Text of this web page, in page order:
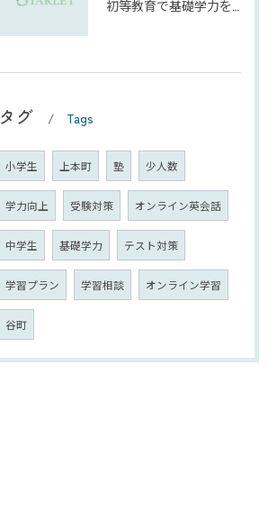
タグ Tags
小学生 上本町 塾 少人数
学力向上 受験対策 オンライン英会話
中学生 基礎学力 テスト対策
学習プラン 学習相談 オンライン学習
谷町